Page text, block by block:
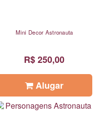
Mini Decor Astronauta
R$ 250,00
Alugar